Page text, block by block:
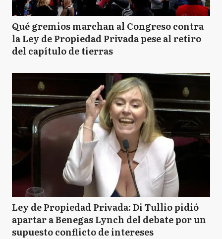
Qué gremios marchan al Congreso contra
la Ley de Propiedad Privada pese al retiro
del capítulo de tierras
Ley de Propiedad Privada: Di Tullio pidió
apartar a Benegas Lynch del debate por un
supuesto conflicto de intereses